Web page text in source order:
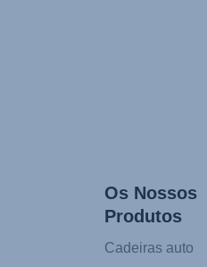
Os Nossos
Produtos
Cadeiras auto